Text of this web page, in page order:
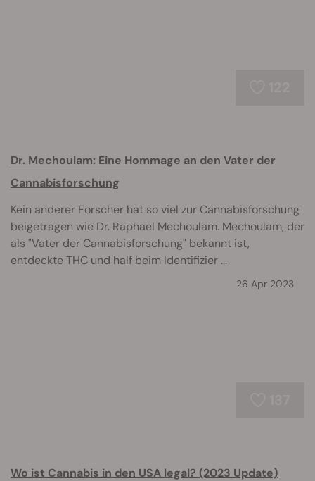
Dr. Mechoulam: Eine Hommage an den Vater der
Cannabisforschung
Kein anderer Forscher hat so viel zur Cannabisforschung
beigetragen wie Dr. Raphael Mechoulam. Mechoulam, der
als "Vater der Cannabisforschung" bekannt ist,
entdeckte THC und half beim Identifizier ...
26 Apr 2023
Wo ist Cannabis in den USA legal? (2023 Update)